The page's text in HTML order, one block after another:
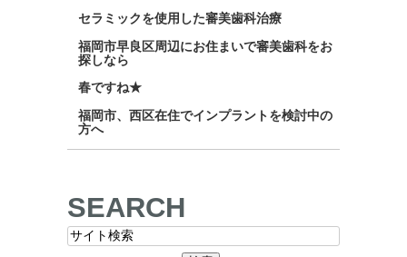
セラミックを使用した審美歯科治療
福岡市早良区周辺にお住まいで審美歯科をお
探しなら
春ですね★
福岡市、西区在住でインプラントを検討中の
方へ
SEARCH